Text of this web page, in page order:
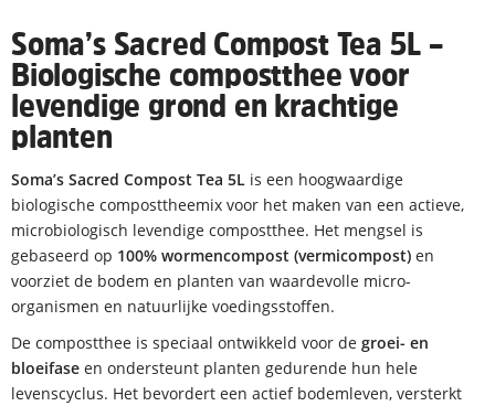
Soma’s Sacred Compost Tea 5L –
Biologische compostthee voor
levendige grond en krachtige
planten
Soma’s Sacred Compost Tea 5L is een hoogwaardige
biologische composttheemix voor het maken van een actieve,
microbiologisch levendige compostthee. Het mengsel is
gebaseerd op 100% wormencompost (vermicompost) en
voorziet de bodem en planten van waardevolle micro-
organismen en natuurlijke voedingsstoffen.
De compostthee is speciaal ontwikkeld voor de groei- en
bloeifase en ondersteunt planten gedurende hun hele
levenscyclus. Het bevordert een actief bodemleven, versterkt